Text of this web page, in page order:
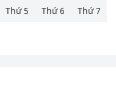
Thứ 5 Thứ 6 Thứ 7